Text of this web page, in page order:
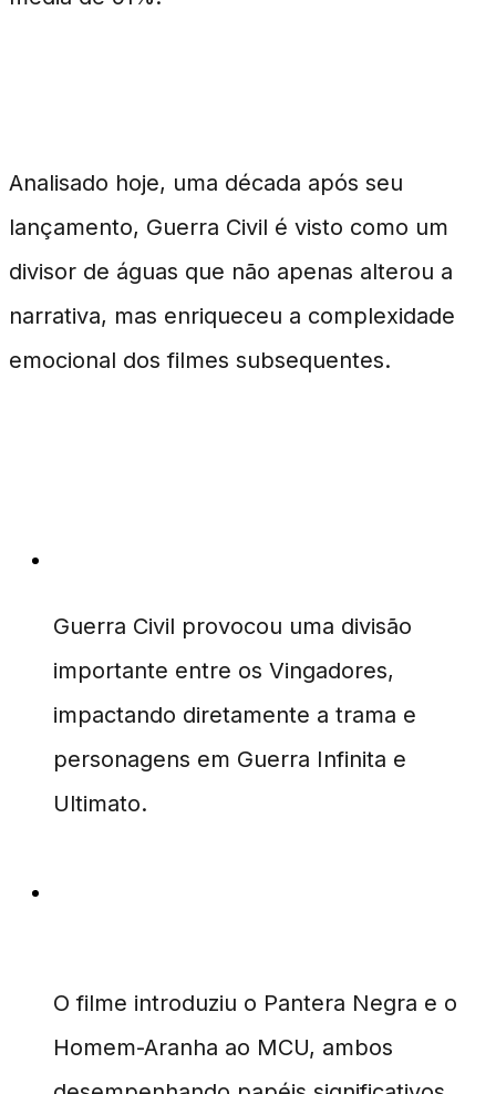
Analisado hoje, uma década após seu
lançamento, Guerra Civil é visto como um
divisor de águas que não apenas alterou a
narrativa, mas enriqueceu a complexidade
emocional dos filmes subsequentes.
Guerra Civil provocou uma divisão
importante entre os Vingadores,
impactando diretamente a trama e
personagens em Guerra Infinita e
Ultimato.
O filme introduziu o Pantera Negra e o
Homem-Aranha ao MCU, ambos